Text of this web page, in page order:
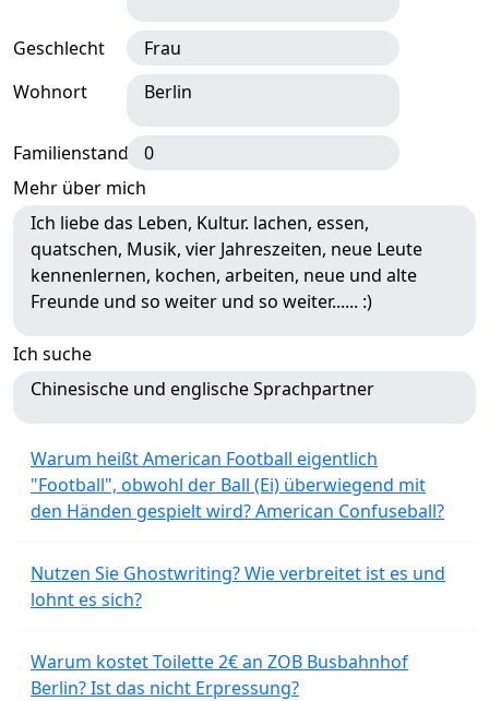
Geschlecht
Frau
Wohnort
Berlin
Familienstand
0
Mehr über mich
Ich liebe das Leben, Kultur. lachen, essen,
quatschen, Musik, vier Jahreszeiten, neue Leute
kennenlernen, kochen, arbeiten, neue und alte
Freunde und so weiter und so weiter...... :)
Ich suche
Chinesische und englische Sprachpartner
Warum heißt American Football eigentlich
"Football", obwohl der Ball (Ei) überwiegend mit
den Händen gespielt wird? American Confuseball?
Nutzen Sie Ghostwriting? Wie verbreitet ist es und
lohnt es sich?
Warum kostet Toilette 2€ an ZOB Busbahnhof
Berlin? Ist das nicht Erpressung?